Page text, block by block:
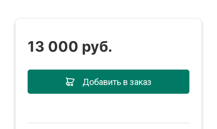
13 000 руб.
Добавить в заказ